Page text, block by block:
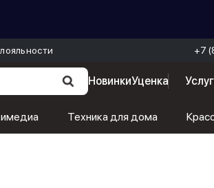
+7
НовинкиУценка
Техника для дома